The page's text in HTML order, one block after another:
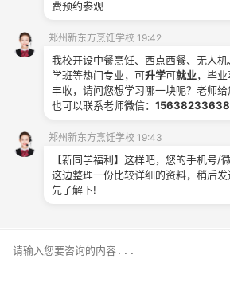
校区地址： 郑州市二七区马寨镇
郑州新东方烹饪学校
费预约参观
郑州新东方烹饪学校 19:42
我校开设中餐烹饪、西点西餐、无人
学班等热门专业，可升学可就业，毕
丰收，请问您想学习哪一块呢？老师
也可以联系老师微信： 15638233638
郑州新东方烹饪学校 19:43
【新同学福利】这样吧，您的手机号/
这边整理一份比较详细的资料，稍后
先了解下!